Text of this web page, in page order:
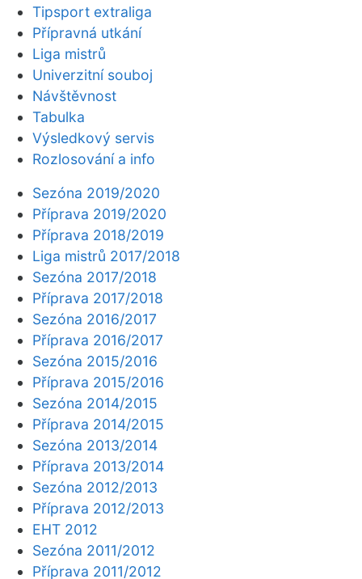
Tipsport extraliga
Přípravná utkání
Liga mistrů
Univerzitní souboj
Návštěvnost
Tabulka
Výsledkový servis
Rozlosování a info
Sezóna 2019/2020
Příprava 2019/2020
Příprava 2018/2019
Liga mistrů 2017/2018
Sezóna 2017/2018
Příprava 2017/2018
Sezóna 2016/2017
Příprava 2016/2017
Sezóna 2015/2016
Příprava 2015/2016
Sezóna 2014/2015
Příprava 2014/2015
Sezóna 2013/2014
Příprava 2013/2014
Sezóna 2012/2013
Příprava 2012/2013
EHT 2012
Sezóna 2011/2012
Příprava 2011/2012